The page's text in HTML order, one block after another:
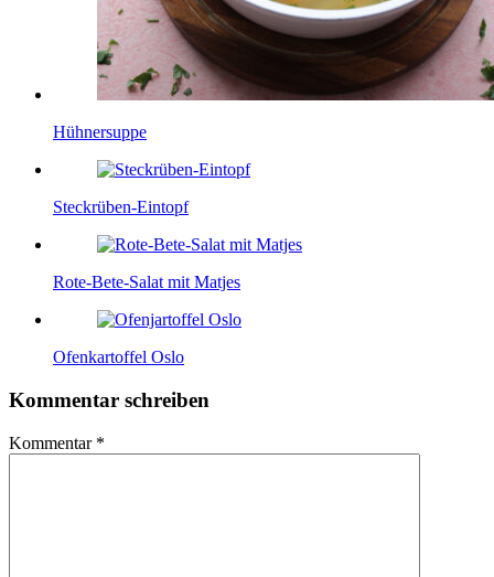
Hühnersuppe
Steckrüben-Eintopf
Rote-Bete-Salat mit Matjes
Ofenkartoffel Oslo
Kommentar schreiben
Kommentar *